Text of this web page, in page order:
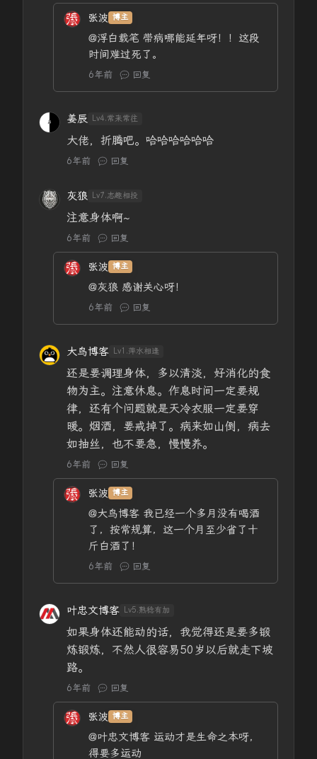
张波 博主
@浮白载笔 带病哪能延年呀！！这段
时间难过死了。
6年前 回复
姜辰 Lv4.常来常往
大佬，折腾吧。哈哈哈哈哈哈
6年前 回复
灰狼 Lv7.志趣相投
注意身体啊~
6年前 回复
张波 博主
@灰狼 感谢关心呀！
6年前 回复
大鸟博客 Lv1.萍水相逢
还是要调理身体，多以清淡，好消化的食
物为主。注意休息。作息时间一定要规
律，还有个问题就是天冷衣服一定要穿
暖。烟酒，要戒掉了。病来如山倒，病去
如抽丝，也不要急，慢慢养。
6年前 回复
张波 博主
@大鸟博客 我已经一个多月没有喝酒
了，按常规算，这一个月至少省了十
斤白酒了！
6年前 回复
叶忠文博客 Lv5.熟稔有加
如果身体还能动的话，我觉得还是要多锻
炼锻炼，不然人很容易50岁以后就走下坡
路。
6年前 回复
张波 博主
@叶忠文博客 运动才是生命之本呀，
得要多运动